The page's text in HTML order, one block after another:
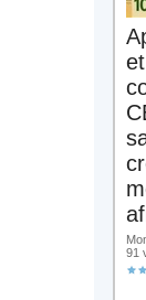
91